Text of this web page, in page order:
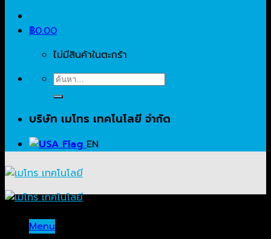
฿0.00
ไม่มีสินค้าในตะกร้า
ค้นหา:
บริษัท เมโทร เทคโนโลยี จำกัด
EN
Menu